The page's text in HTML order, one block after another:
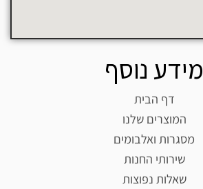
מידע נוסף
דף הבית
המוצרים שלנו
מסגרות ואלבומים
שירותי החנות
שאלות נפוצות